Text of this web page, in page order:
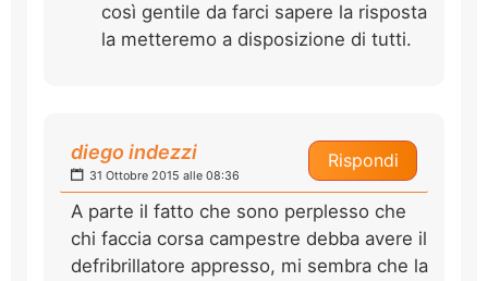
così gentile da farci sapere la risposta
la metteremo a disposizione di tutti.
Rispondi
diego indezzi
31 Ottobre 2015 alle 08:36
A parte il fatto che sono perplesso che
chi faccia corsa campestre debba avere il
defribrillatore appresso, mi sembra che la